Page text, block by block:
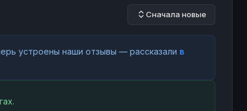
Сначала новые
устроены наши отзывы — рассказали в